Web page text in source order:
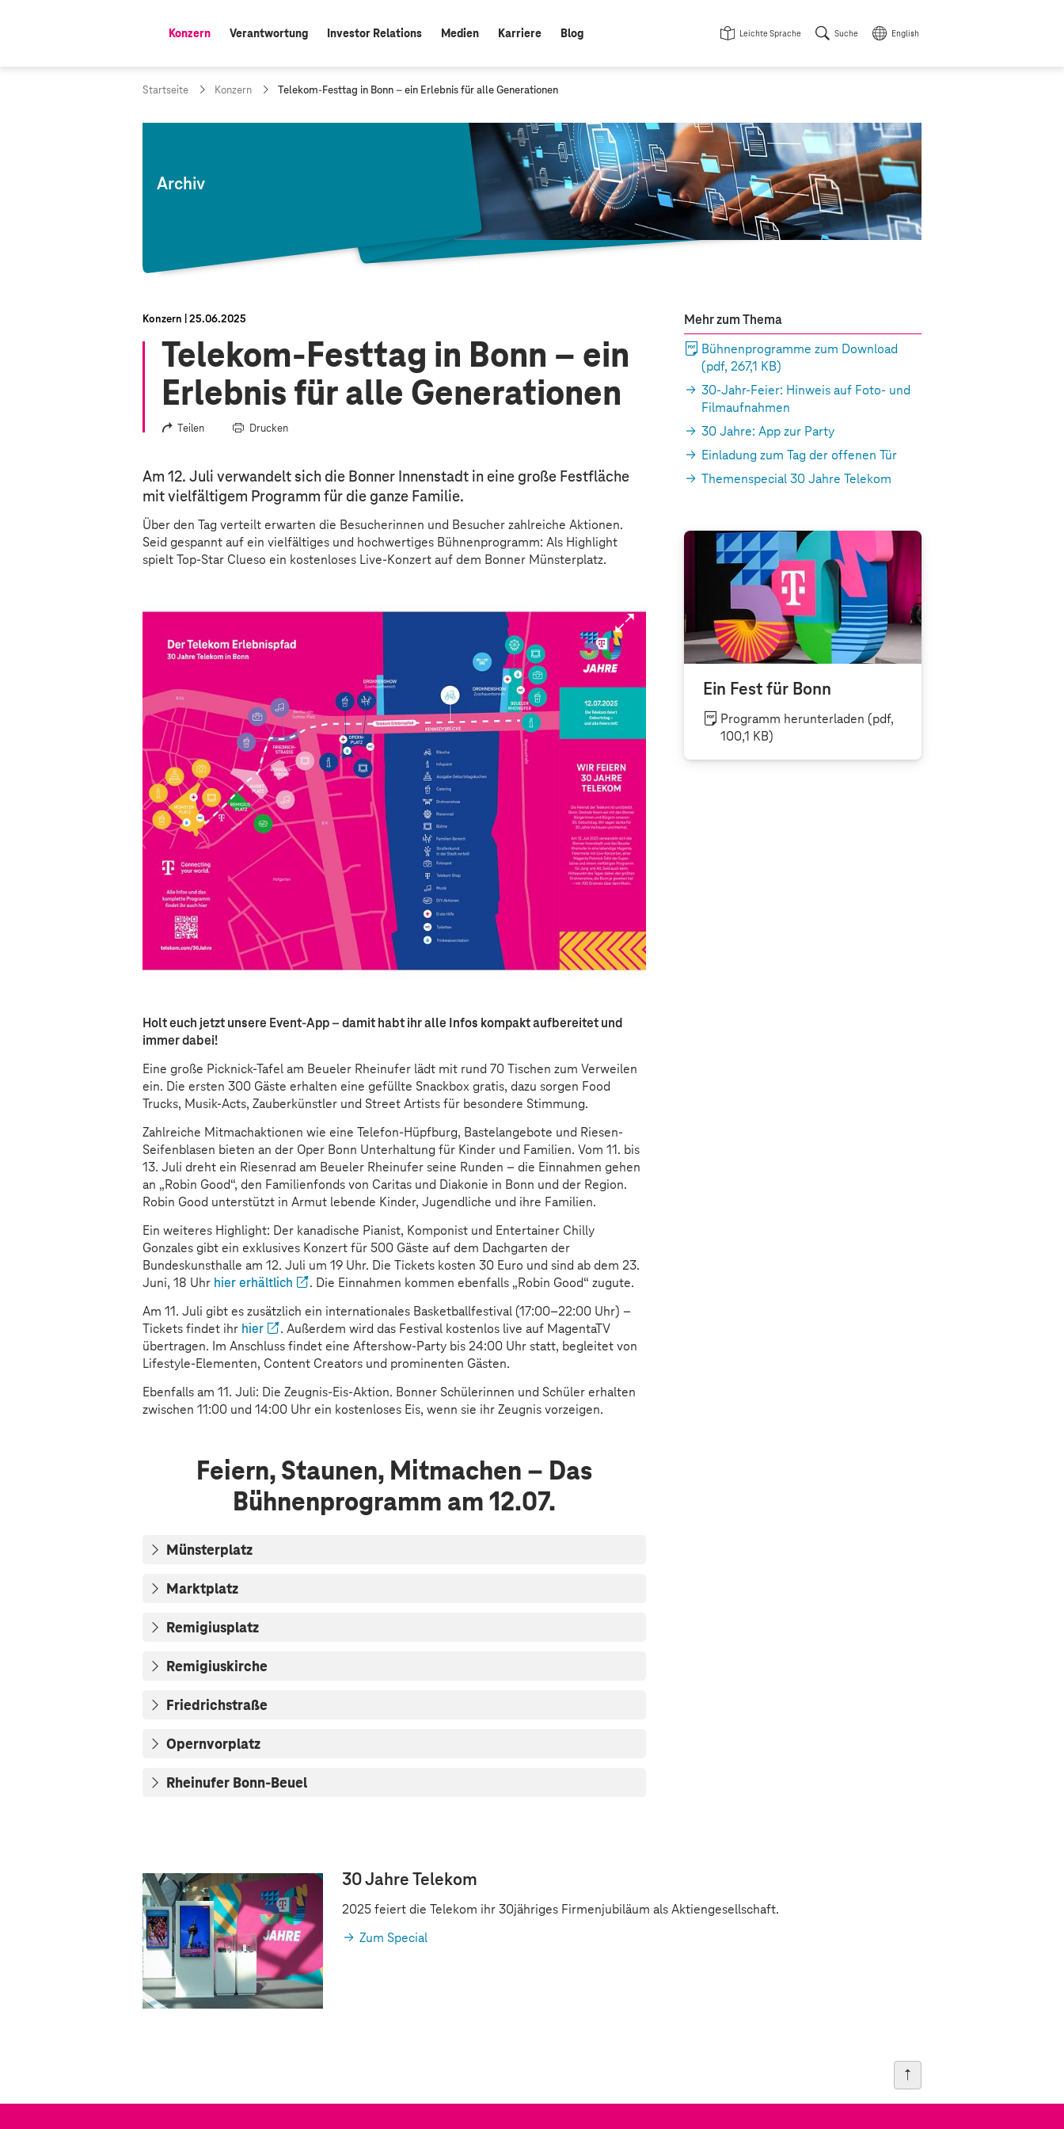
aktiv:
Konzern Verantwortung Investor Relations Medien Karriere Blog Leichte Sprache Suche English
Startseite Konzern
a
e
Telekom-Festtag in Bonn – ein Erlebnis für alle Generationen
Archiv
Konzern 25.06.2025
Telekom-Festtag in Bonn – ein
Erlebnis für alle Generationen
Teilen Drucken
Am 12. Juli verwandelt sich die Bonner Innenstadt in eine große Festfläche
mit vielfältigem Programm für die ganze Familie.
Über den Tag verteilt erwarten die Besucherinnen und Besucher zahlreiche Aktionen.
Seid gespannt auf ein vielfältiges und hochwertiges Bühnenprogramm: Als Highlight
spielt Top-Star Clueso ein kostenloses Live-Konzert auf dem Bonner Münsterplatz.
Holt euch jetzt unsere Event-App – damit habt ihr alle Infos kompakt aufbereitet und
immer dabei!
Eine große Picknick-Tafel am Beueler Rheinufer lädt mit rund 70 Tischen zum Verweilen
ein. Die ersten 300 Gäste erhalten eine gefüllte Snackbox gratis, dazu sorgen Food
Trucks, Musik-Acts, Zauberkünstler und Street Artists für besondere Stimmung.
Zahlreiche Mitmachaktionen wie eine Telefon-Hüpfburg, Bastelangebote und Riesen-
Seifenblasen bieten an der Oper Bonn Unterhaltung für Kinder und Familien. Vom 11. bis
13. Juli dreht ein Riesenrad am Beueler Rheinufer seine Runden – die Einnahmen gehen
an „Robin Good“, den Familienfonds von Caritas und Diakonie in Bonn und der Region.
Robin Good unterstützt in Armut lebende Kinder, Jugendliche und ihre Familien.
Ein weiteres Highlight: Der kanadische Pianist, Komponist und Entertainer Chilly
Gonzales gibt ein exklusives Konzert für 500 Gäste auf dem Dachgarten der
Bundeskunsthalle am 12. Juli um 19 Uhr. Die Tickets kosten 30 Euro und sind ab dem 23.
Juni, 18 Uhr hier erhältlich
. Die Einnahmen kommen ebenfalls „Robin Good“ zugute.
Am 11. Juli gibt es zusätzlich ein internationales Basketballfestival (17:00–22:00 Uhr) –
Tickets findet ihr hier
. Außerdem wird das Festival kostenlos live auf MagentaTV
übertragen. Im Anschluss findet eine Aftershow-Party bis 24:00 Uhr statt, begleitet von
Lifestyle-Elementen, Content Creators und prominenten Gästen.
Ebenfalls am 11. Juli: Die Zeugnis-Eis-Aktion. Bonner Schülerinnen und Schüler erhalten
zwischen 11:00 und 14:00 Uhr ein kostenloses Eis, wenn sie ihr Zeugnis vorzeigen.
Feiern, Staunen, Mitmachen – Das
Bühnenprogramm am 12.07.
Münsterplatz
Marktplatz
Remigiusplatz
Remigiuskirche
Friedrichstraße
Opernvorplatz
Rheinufer Bonn-Beuel
Mehr zum Thema
Bühnenprogramme zum Download
(pdf, 267,1 KB)
30-Jahr-Feier: Hinweis auf Foto- und
Filmaufnahmen
30 Jahre: App zur Party
Einladung zum Tag der offenen Tür
Themenspecial 30 Jahre Telekom
Ein Fest für Bonn
Programm herunterladen (pdf,
100,1 KB)
30 Jahre Telekom
2025 feiert die Telekom ihr 30jähriges Firmenjubiläum als Aktiengesellschaft.
Zum Special